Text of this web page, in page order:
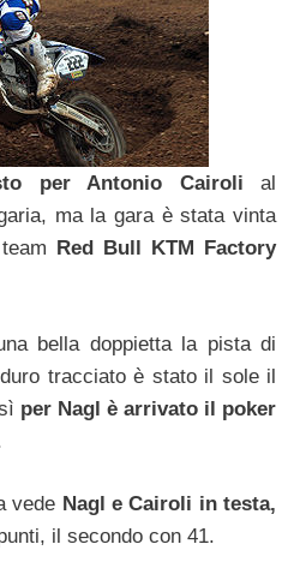
per Antonio Cairoli al
ma la gara è stata vinta
Red Bull KTM Factory
bella doppietta la pista di
tracciato è stato il sole il
per Nagl è arrivato il poker
vede Nagl e Cairoli in testa,
il secondo con 41.